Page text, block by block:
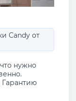
Candy от
нужно
Гарантию